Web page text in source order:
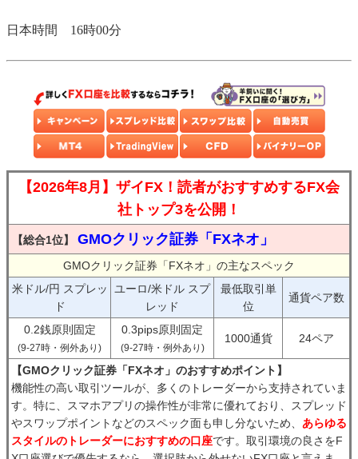
日本時間 16時00分
【2026年8月】ザイFX！読者がおすすめするFX会
社トップ3を公開！
【総合1位】 GMOクリック証券「FXネオ」
GMOクリック証券「FXネオ」の主なスペック
米ドル/円 スプレッ
ド
ユーロ/米ドル スプ
レッド
最低取引単
位
通貨ペア数
0.2銭原則固定
(9-27時・例外あり)
0.3pips原則固定
(9-27時・例外あり)
1000通貨 24ペア
【GMOクリック証券「FXネオ」のおすすめポイント】
機能性の高い取引ツールが、多くのトレーダーから支持されていま
す。特に、スマホアプリの操作性が非常に優れており、スプレッド
やスワップポイントなどのスペック面も申し分ないため、 あらゆる
スタイルのトレーダーにおすすめの口座です。取引環境の良さをF